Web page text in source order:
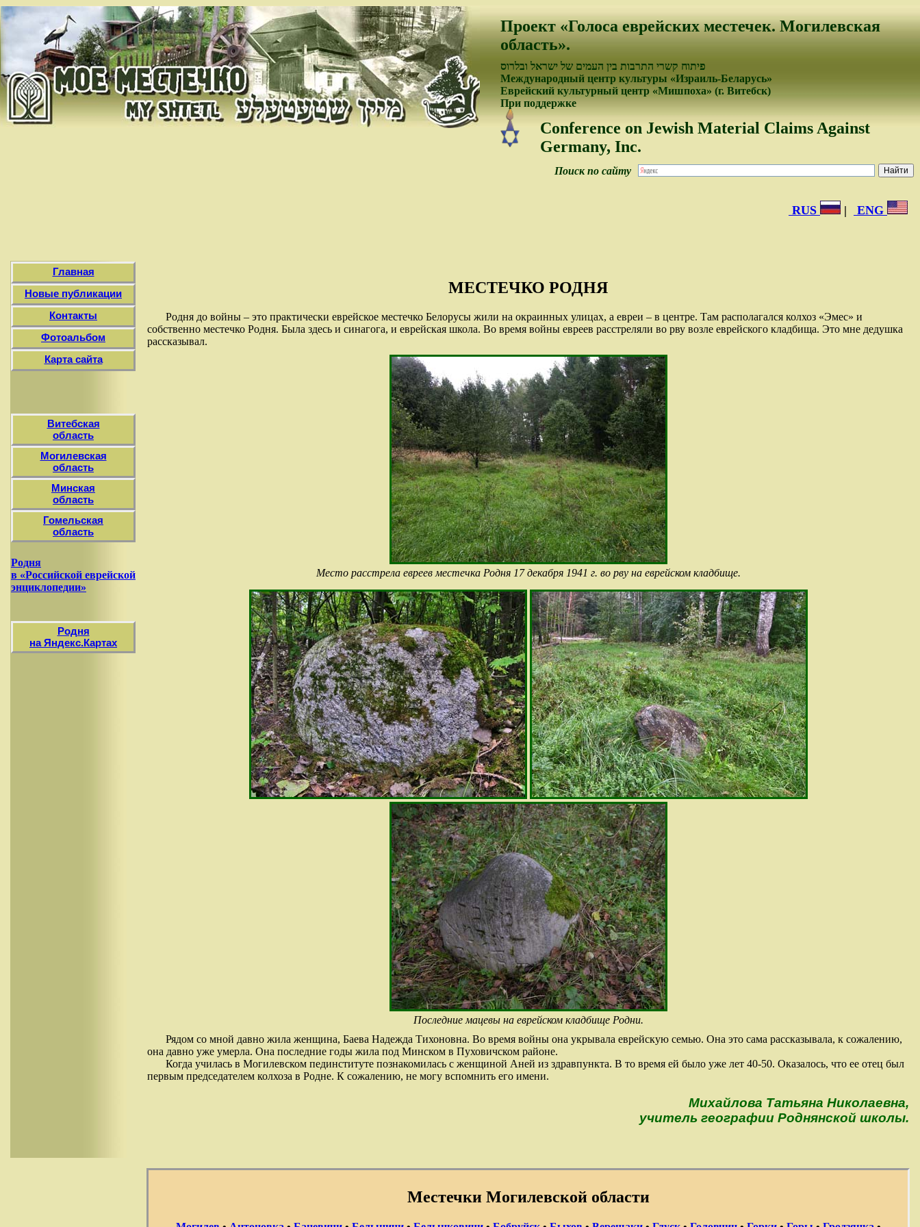
Проект «Голоса еврейских местечек. Могилевская
область».
פיתוח קשרי התרבות בין העמים של ישראל ובלרוס
Международный центр культуры «Израиль-Беларусь»
Еврейский культурный центр «Мишпоха» (г. Витебск)
При поддержке
Conference on Jewish Material Claims Against
Germany, Inc.
Поиск по сайту
RUS | ENG
Главная
Новые публикации
Контакты
Фотоальбом
Карта сайта
Витебская
область
Могилевская
область
Минская
область
Гомельская
область
Родня
в «Российской еврейской
энциклопедии»
Родня
на Яндекс.Картах
МЕСТЕЧКО РОДНЯ
Родня до войны – это практически еврейское местечко Белорусы жили на окраинных улицах, а евреи – в центре. Там располагался колхоз «Эмес» и
собственно местечко Родня. Была здесь и синагога, и еврейская школа. Во время войны евреев расстреляли во рву возле еврейского кладбища. Это мне дедушка
рассказывал.
Место расстрела евреев местечка Родня 17 декабря 1941 г. во рву на еврейском кладбище.
Последние мацевы на еврейском кладбище Родни.
Рядом со мной давно жила женщина, Баева Надежда Тихоновна. Во время войны она укрывала еврейскую семью. Она это сама рассказывала, к сожалению,
она давно уже умерла. Она последние годы жила под Минском в Пуховичском районе.
Когда училась в Могилевском пединституте познакомилась с женщиной Аней из здравпункта. В то время ей было уже лет 40-50. Оказалось, что ее отец был
первым председателем колхоза в Родне. К сожалению, не могу вспомнить его имени.
Михайлова Татьяна Николаевна,
учитель географии Роднянской школы.
Местечки Могилевской области